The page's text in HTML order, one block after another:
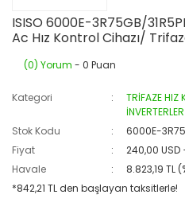
ISISO 6000E-3R75GB/
Ac Hız Kontrol Cihazı/
(0) Yorum - 0 Puan
Kategori
TRİFAZE HIZ
İNVERTERLER
Stok Kodu
6000E-
Fiyat
240,00 USD
Havale
8.823,19 TL
*842,21 TL den başlayan taksitlerle!